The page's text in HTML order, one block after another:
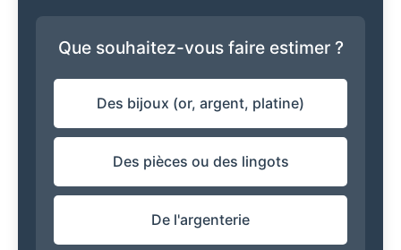
Que souhaitez-vous faire estimer ?
Des bijoux (or, argent, platine)
Des pièces ou des lingots
De l'argenterie